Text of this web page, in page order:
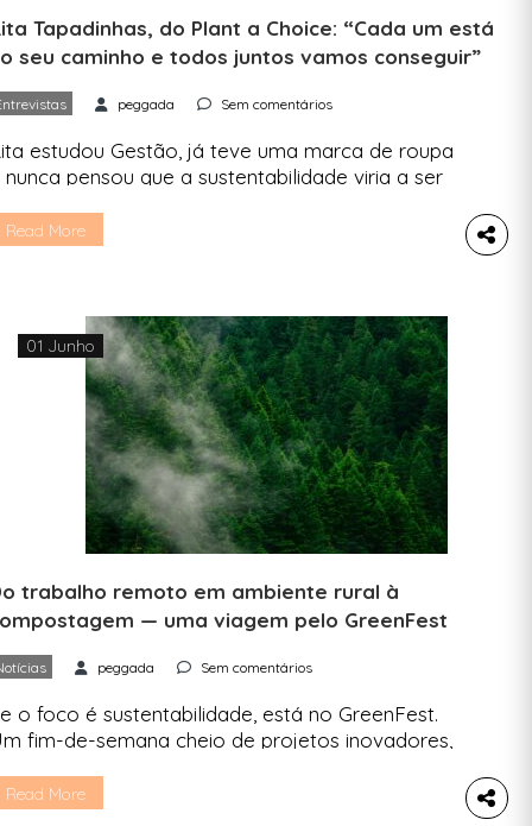
Tapadinhas, do Plant a Choice: “Cada um está
seu caminho e todos juntos vamos conseguir”
peggada Sem comentários
estudou Gestão, já teve uma marca de roupa
nunca pensou que a sustentabilidade viria a ser
é através da página Plant a Choice que
Read More
01 Junho
trabalho remoto em ambiente rural à
— uma viagem pelo GreenFest
peggada Sem comentários
o foco é sustentabilidade, está no GreenFest.
fim-de-semana cheio de projetos inovadores,
e económicas. Este fim-de-semana foi
Read More